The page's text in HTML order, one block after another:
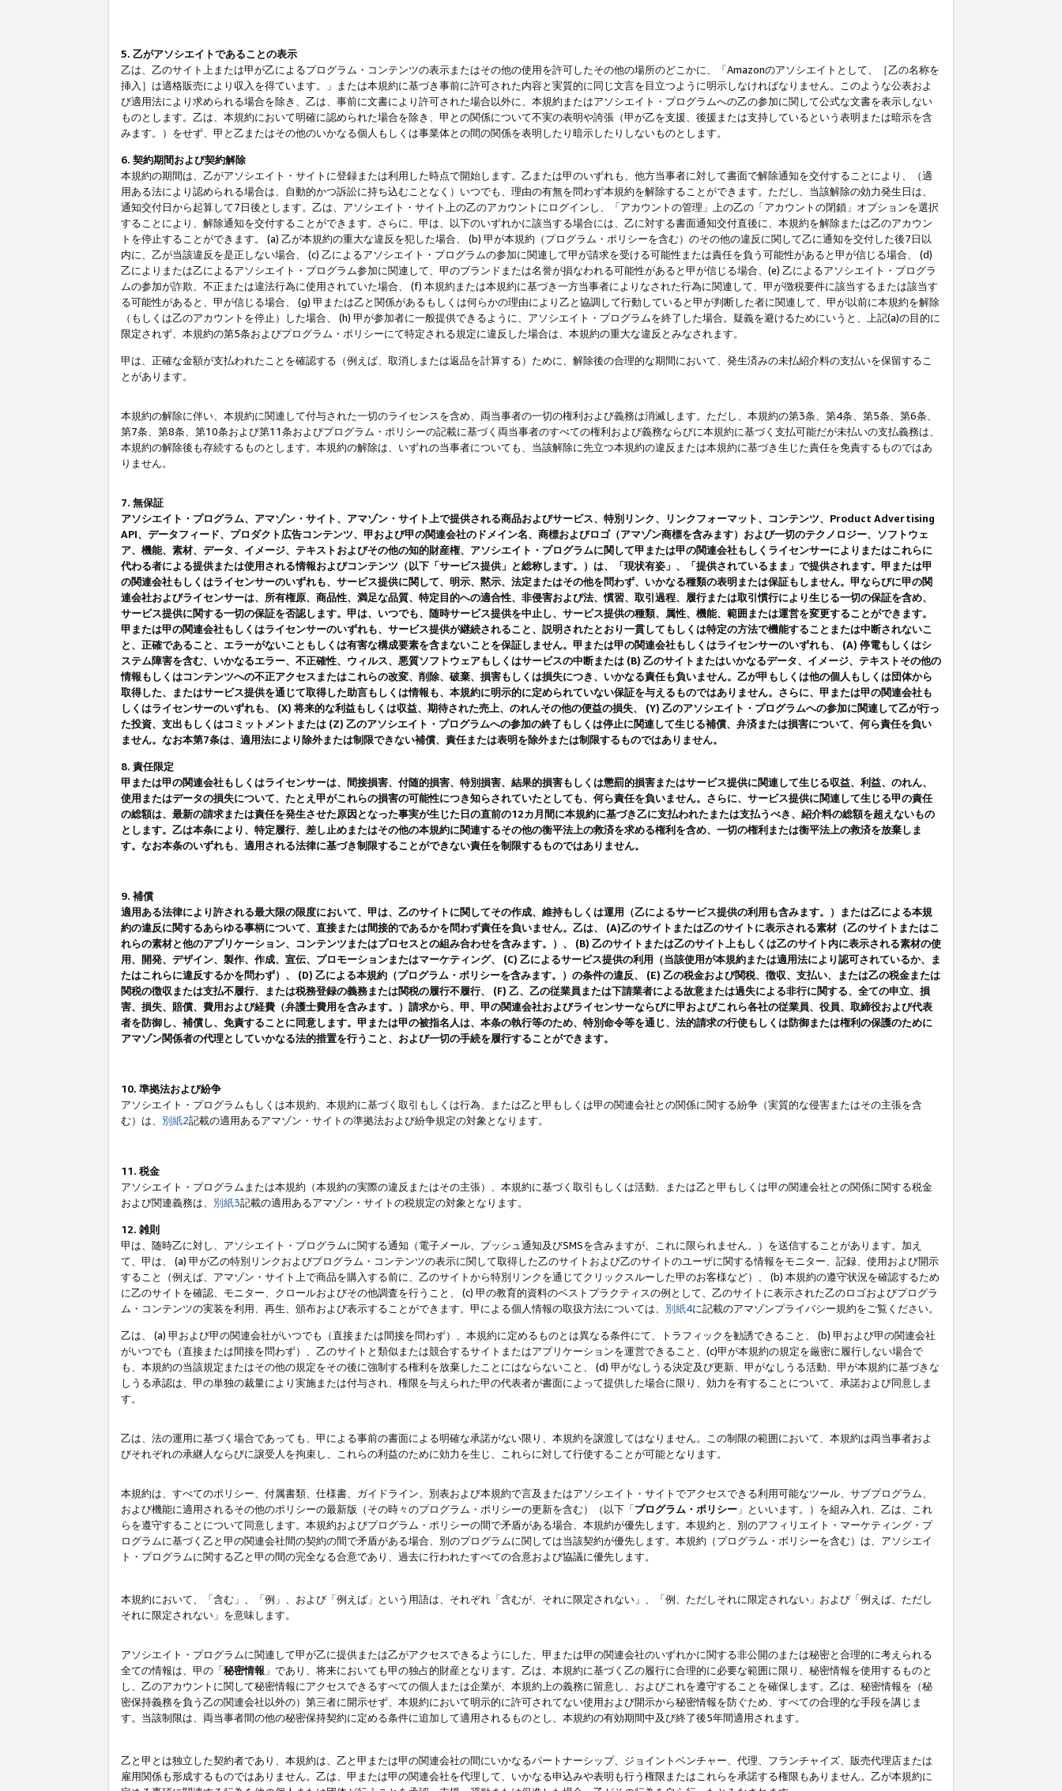
5. 乙がアソシエイトであることの表示
乙は、乙のサイト上または甲が乙によるプログラム・コンテンツの表示またはその他の使用を許可したその他の場所のどこかに、「Amazonのアソシエイトとして、［乙の名称を
挿入］は適格販売により収入を得ています。」または本規約に基づき事前に許可された内容と実質的に同じ文言を目立つように明示しなければなりません。このような公表およ
び適用法により求められる場合を除き、乙は、事前に文書により許可された場合以外に、本規約またはアソシエイト・プログラムへの乙の参加に関して公式な文書を表示しない
ものとします。乙は、本規約において明確に認められた場合を除き、甲との関係について不実の表明や誇張（甲が乙を支援、後援または支持しているという表明または暗示を含
みます。）をせず、甲と乙またはその他のいかなる個人もしくは事業体との間の関係を表明したり暗示したりしないものとします。
6. 契約期間および契約解除
本規約の期間は、乙がアソシエイト・サイトに登録または利用した時点で開始します。乙または甲のいずれも、他方当事者に対して書面で解除通知を交付することにより、（適
用ある法により認められる場合は、自動的かつ訴訟に持ち込むことなく）いつでも、理由の有無を問わず本規約を解除することができます。ただし、当該解除の効力発生日は、
通知交付日から起算して7日後とします。乙は、アソシエイト・サイト上の乙のアカウントにログインし、「アカウントの管理」上の乙の「アカウントの閉鎖」オプションを選択
することにより、解除通知を交付することができます。さらに、甲は、以下のいずれかに該当する場合には、乙に対する書面通知交付直後に、本規約を解除または乙のアカウン
トを停止することができます。 (a) 乙が本規約の重大な違反を犯した場合、 (b) 甲が本規約（プログラム・ポリシーを含む）のその他の違反に関して乙に通知を交付した後7日以
内に、乙が当該違反を是正しない場合、 (c) 乙によるアソシエイト・プログラムの参加に関連して甲が請求を受ける可能性または責任を負う可能性があると甲が信じる場合、 (d)
乙によりまたは乙によるアソシエイト・プログラム参加に関連して、甲のブランドまたは名誉が損なわれる可能性があると甲が信じる場合、(e) 乙によるアソシエイト・プログラ
ムの参加が詐欺、不正または違法行為に使用されていた場合、 (f) 本規約または本規約に基づき一方当事者によりなされた行為に関連して、甲が徴税要件に該当するまたは該当す
る可能性があると、甲が信じる場合、 (g) 甲または乙と関係があるもしくは何らかの理由により乙と協調して行動していると甲が判断した者に関連して、甲が以前に本規約を解除
（もしくは乙のアカウントを停止）した場合、 (h) 甲が参加者に一般提供できるように、アソシエイト・プログラムを終了した場合。疑義を避けるためにいうと、上記(a)の目的に
限定されず、本規約の第5条およびプログラム・ポリシーにて特定される規定に違反した場合は、本規約の重大な違反とみなされます。
甲は、正確な金額が支払われたことを確認する（例えば、取消しまたは返品を計算する）ために、解除後の合理的な期間において、発生済みの未払紹介料の支払いを保留するこ
とがあります。
本規約の解除に伴い、本規約に関連して付与された一切のライセンスを含め、両当事者の一切の権利および義務は消滅します。ただし、本規約の第3条、第4条、第5条、第6条、
第7条、第8条、第10条および第11条およびプログラム・ポリシーの記載に基づく両当事者のすべての権利および義務ならびに本規約に基づく支払可能だが未払いの支払義務は、
本規約の解除後も存続するものとします。本規約の解除は、いずれの当事者についても、当該解除に先立つ本規約の違反または本規約に基づき生じた責任を免責するものではあ
りません。
7. 無保証
アソシエイト・プログラム、アマゾン・サイト、アマゾン・サイト上で提供される商品およびサービス、特別リンク、リンクフォーマット、コンテンツ、Product Advertising
API、データフィード、プロダクト広告コンテンツ、甲および甲の関連会社のドメイン名、商標およびロゴ（アマゾン商標を含みます）および一切のテクノロジー、ソフトウェ
ア、機能、素材、データ、イメージ、テキストおよびその他の知的財産権、アソシエイト・プログラムに関して甲または甲の関連会社もしくライセンサーによりまたはこれらに
代わる者による提供または使用される情報およびコンテンツ（以下「サービス提供」と総称します。）は、「現状有姿」、「提供されているまま」で提供されます。甲または甲
の関連会社もしくはライセンサーのいずれも、サービス提供に関して、明示、黙示、法定またはその他を問わず、いかなる種類の表明または保証もしません。甲ならびに甲の関
連会社およびライセンサーは、所有権原、商品性、満足な品質、特定目的への適合性、非侵害および法、慣習、取引過程、履行または取引慣行により生じる一切の保証を含め、
サービス提供に関する一切の保証を否認します。甲は、いつでも、随時サービス提供を中止し、サービス提供の種類、属性、機能、範囲または運営を変更することができます。
甲または甲の関連会社もしくはライセンサーのいずれも、サービス提供が継続されること、説明されたとおり一貫してもしくは特定の方法で機能することまたは中断されないこ
と、正確であること、エラーがないこともしくは有害な構成要素を含まないことを保証しません。甲または甲の関連会社もしくはライセンサーのいずれも、 (A) 停電もしくはシ
ステム障害を含む、いかなるエラー、不正確性、ウィルス、悪質ソフトウェアもしくはサービスの中断または (B) 乙のサイトまたはいかなるデータ、イメージ、テキストその他の
情報もしくはコンテンツへの不正アクセスまたはこれらの改変、削除、破棄、損害もしくは損失につき、いかなる責任も負いません。乙が甲もしくは他の個人もしくは団体から
取得した、またはサービス提供を通じて取得した助言もしくは情報も、本規約に明示的に定められていない保証を与えるものではありません。さらに、甲または甲の関連会社も
しくはライセンサーのいずれも、 (X) 将来的な利益もしくは収益、期待された売上、のれんその他の便益の損失、 (Y) 乙のアソシエイト・プログラムへの参加に関連して乙が行っ
た投資、支出もしくはコミットメントまたは (Z) 乙のアソシエイト・プログラムへの参加の終了もしくは停止に関連して生じる補償、弁済または損害について、何ら責任を負い
ません。なお本第7条は、適用法により除外または制限できない補償、責任または表明を除外または制限するものではありません。
8. 責任限定
甲または甲の関連会社もしくはライセンサーは、間接損害、付随的損害、特別損害、結果的損害もしくは懲罰的損害またはサービス提供に関連して生じる収益、利益、のれん、
使用またはデータの損失について、たとえ甲がこれらの損害の可能性につき知らされていたとしても、何ら責任を負いません。さらに、サービス提供に関連して生じる甲の責任
の総額は、最新の請求または責任を発生させた原因となった事実が生じた日の直前の12カ月間に本規約に基づき乙に支払われたまたは支払うべき、紹介料の総額を超えないもの
とします。乙は本条により、特定履行、差し止めまたはその他の本規約に関連するその他の衡平法上の救済を求める権利を含め、一切の権利または衡平法上の救済を放棄しま
す。なお本条のいずれも、適用される法律に基づき制限することができない責任を制限するものではありません。
9. 補償
適用ある法律により許される最大限の限度において、甲は、乙のサイトに関してその作成、維持もしくは運用（乙によるサービス提供の利用も含みます。）または乙による本規
約の違反に関するあらゆる事柄について、直接または間接的であるかを問わず責任を負いません。乙は、 (A)乙のサイトまたは乙のサイトに表示される素材（乙のサイトまたはこ
れらの素材と他のアプリケーション、コンテンツまたはプロセスとの組み合わせを含みます。）、 (B) 乙のサイトまたは乙のサイト上もしくは乙のサイト内に表示される素材の使
用、開発、デザイン、製作、作成、宣伝、プロモーションまたはマーケティング、 (C) 乙によるサービス提供の利用（当該使用が本規約または適用法により認可されているか、ま
たはこれらに違反するかを問わず）、 (D) 乙による本規約（プログラム・ポリシーを含みます。）の条件の違反、 (E) 乙の税金および関税、徴収、支払い、または乙の税金または
関税の徴収または支払不履行、または税務登録の義務または関税の履行不履行、 (F) 乙、乙の従業員または下請業者による故意または過失による非行に関する、全ての申立、損
害、損失、賠償、費用および経費（弁護士費用を含みます。）請求から、甲、甲の関連会社およびライセンサーならびに甲およびこれら各社の従業員、役員、取締役および代表
者を防御し、補償し、免責することに同意します。甲または甲の被指名人は、本条の執行等のため、特別命令等を通じ、法的請求の行使もしくは防御または権利の保護のために
アマゾン関係者の代理としていかなる法的措置を行うこと、および一切の手続を履行することができます。
10. 準拠法および紛争
アソシエイト・プログラムもしくは本規約、本規約に基づく取引もしくは行為、または乙と甲もしくは甲の関連会社との関係に関する紛争（実質的な侵害またはその主張を含
む）は、 別紙2記載の適用あるアマゾン・サイトの準拠法および紛争規定の対象となります。
11. 税金
アソシエイト・プログラムまたは本規約（本規約の実際の違反またはその主張）、本規約に基づく取引もしくは活動、または乙と甲もしくは甲の関連会社との関係に関する税金
および関連義務は、 別紙3記載の適用あるアマゾン・サイトの税規定の対象となります。
12. 雑則
甲は、随時乙に対し、アソシエイト・プログラムに関する通知（電子メール、プッシュ通知及びSMSを含みますが、これに限られません。）を送信することがあります。加え
て、甲は、 (a) 甲が乙の特別リンクおよびプログラム・コンテンツの表示に関して取得した乙のサイトおよび乙のサイトのユーザに関する情報をモニター、記録、使用および開示
すること（例えば、アマゾン・サイト上で商品を購入する前に、乙のサイトから特別リンクを通じてクリックスルーした甲のお客様など）、 (b) 本規約の遵守状況を確認するため
に乙のサイトを確認、モニター、クロールおよびその他調査を行うこと、 (c) 甲の教育的資料のベストプラクティスの例として、乙のサイトに表示された乙のロゴおよびプログラ
ム・コンテンツの実装を利用、再生、頒布および表示することができます。甲による個人情報の取扱方法については、 別紙4に記載のアマゾンプライバシー規約をご覧ください。
乙は、 (a) 甲および甲の関連会社がいつでも（直接または間接を問わず）、本規約に定めるものとは異なる条件にて、トラフィックを勧誘できること、 (b) 甲および甲の関連会社
がいつでも（直接または間接を問わず）、乙のサイトと類似または競合するサイトまたはアプリケーションを運営できること、(c)甲が本規約の規定を厳密に履行しない場合で
も、本規約の当該規定またはその他の規定をその後に強制する権利を放棄したことにはならないこと、 (d) 甲がなしうる決定及び更新、甲がなしうる活動、甲が本規約に基づきな
しうる承認は、甲の単独の裁量により実施または付与され、権限を与えられた甲の代表者が書面によって提供した場合に限り、効力を有することについて、承諾および同意しま
す。
乙は、法の運用に基づく場合であっても、甲による事前の書面による明確な承諾がない限り、本規約を譲渡してはなりません。この制限の範囲において、本規約は両当事者およ
びそれぞれの承継人ならびに譲受人を拘束し、これらの利益のために効力を生じ、これらに対して行使することが可能となります。
本規約は、すべてのポリシー、付属書類、仕様書、ガイドライン、別表および本規約で言及またはアソシエイト・サイトでアクセスできる利用可能なツール、サブプログラム、
および機能に適用されるその他のポリシーの最新版（その時々のプログラム・ポリシーの更新を含む）（以下「プログラム・ポリシー 」といいます。）を組み入れ、乙は、これ
らを遵守することについて同意します。本規約およびプログラム・ポリシーの間で矛盾がある場合、本規約が優先します。本規約と、別のアフィリエイト・マーケティング・プ
ログラムに基づく乙と甲の関連会社間の契約の間で矛盾がある場合、別のプログラムに関しては当該契約が優先します。本規約（プログラム・ポリシーを含む）は、アソシエイ
ト・プログラムに関する乙と甲の間の完全なる合意であり、過去に行われたすべての合意および協議に優先します。
本規約において、「含む」、「例」、および「例えば」という用語は、それぞれ「含むが、それに限定されない」、「例、ただしそれに限定されない」および「例えば、ただし
それに限定されない」を意味します。
アソシエイト・プログラムに関連して甲が乙に提供または乙がアクセスできるようにした、甲または甲の関連会社のいずれかに関する非公開のまたは秘密と合理的に考えられる
全ての情報は、甲の「秘密情報 」であり、将来においても甲の独占的財産となります。乙は、本規約に基づく乙の履行に合理的に必要な範囲に限り、秘密情報を使用するものと
し、乙のアカウントに関して秘密情報にアクセスできるすべての個人または企業が、本規約上の義務に留意し、およびこれを遵守することを確保します。乙は、秘密情報を（秘
密保持義務を負う乙の関連会社以外の）第三者に開示せず、本規約において明示的に許可されてない使用および開示から秘密情報を防ぐため、すべての合理的な手段を講じま
す。当該制限は、両当事者間の他の秘密保持契約に定める条件に追加して適用されるものとし、本規約の有効期間中及び終了後5年間適用されます。
乙と甲とは独立した契約者であり、本規約は、乙と甲または甲の関連会社の間にいかなるパートナーシップ、ジョイントベンチャー、代理、フランチャイズ、販売代理店または
雇用関係も形成するものではありません。乙は、甲または甲の関連会社を代理して、いかなる申込みや表明も行う権限またはこれらを承諾する権限もありません。乙が本規約に